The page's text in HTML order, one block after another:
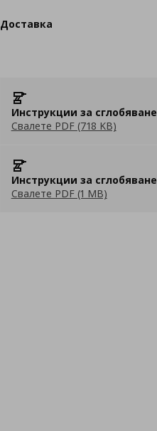
Доставка
Инструкции за сглобяване
Свалете PDF (718 KB)
Инструкции за сглобяване
Свалете PDF (1 MB)